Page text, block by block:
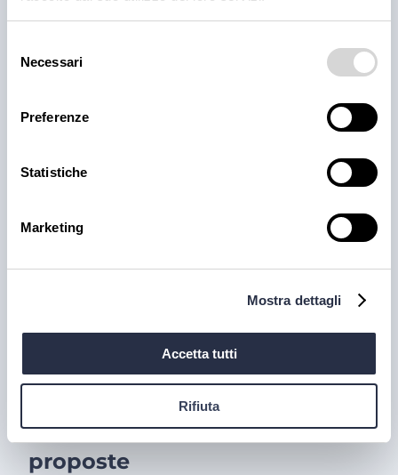
delNecessari
Preferenze
Statistiche
Marketing
Mostra dettagli
Accetta tutti
Rifiuta
territorio
Cantina Valle Isarco è sinonimo di eccellenza: i vini
bianchi di questa cantina sono tra i più ricercati
alla lavorazione accurata e meticolosa.
PRODOTTI
Il trionfo del gusto con la
Carne Iberica: le nostre
proposte